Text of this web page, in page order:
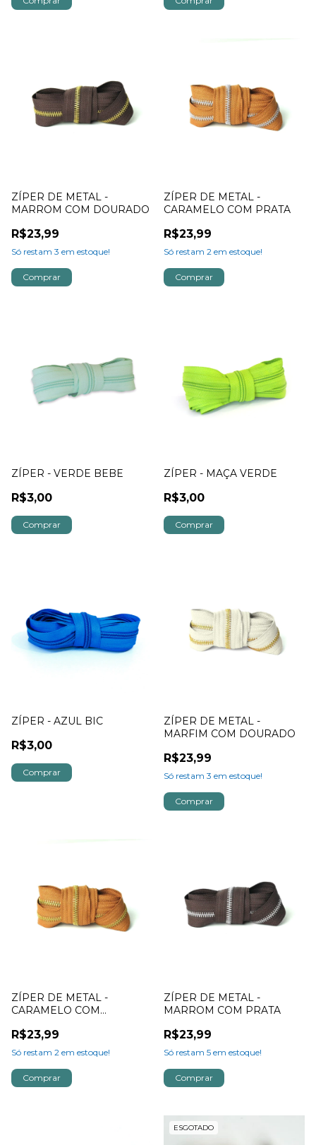
ZÍPER DE METAL -
MARROM COM DOURADO
R$23,99
Só restam 3 em estoque!
ZÍPER DE METAL -
CARAMELO COM PRATA
R$23,99
Só restam 2 em estoque!
ZÍPER - VERDE BEBE
R$3,00
ZÍPER - MAÇA VERDE
R$3,00
ZÍPER - AZUL BIC
R$3,00
ZÍPER DE METAL -
MARFIM COM DOURADO
R$23,99
Só restam 3 em estoque!
ZÍPER DE METAL -
CARAMELO COM
R$23,99
Só restam 2 em estoque!
ZÍPER DE METAL -
MARROM COM PRATA
R$23,99
Só restam 5 em estoque!
ESGOTADO